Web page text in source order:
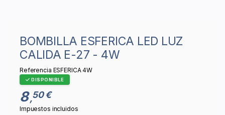
BOMBILLA ESFERICA LED LUZ
CALIDA E-27 - 4W
Referencia ESFERICA 4W
DISPONIBLE
8,50 €
Impuestos incluidos